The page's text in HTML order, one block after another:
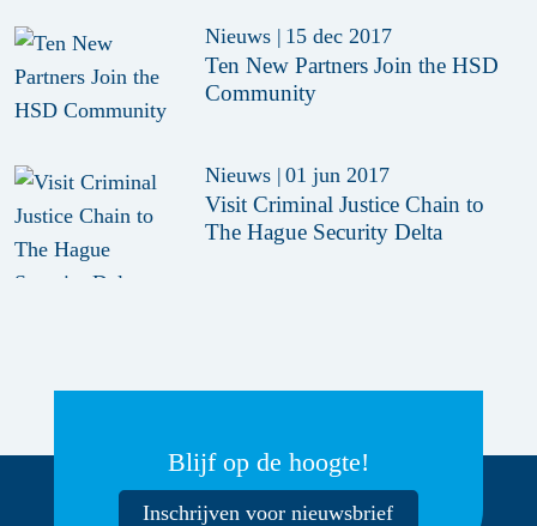
Nieuws | 15 dec 2017
Ten New Partners Join the HSD
Community
Nieuws | 01 jun 2017
Visit Criminal Justice Chain to
The Hague Security Delta
Blijf op de hoogte!
Inschrijven voor nieuwsbrief